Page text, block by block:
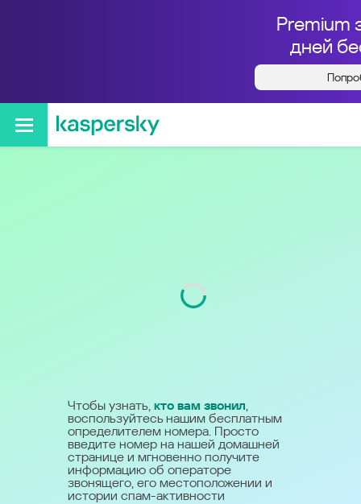
Premium
дней
Кто звонил с номера
+79642934879
Чтобы узнать, кто вам звонил,
воспользуйтесь нашим бесплатным
определителем номера. Просто
введите номер на нашей домашней
странице и мгновенно получите
информацию об операторе
звонящего, его местоположении и
истории спам-активности